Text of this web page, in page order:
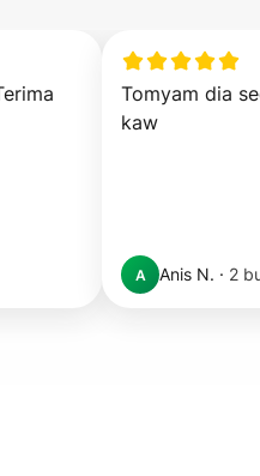
Tomyam dia
kaw
A Anis N. · 2